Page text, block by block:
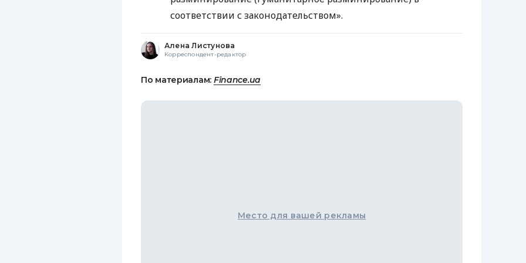
соответствии с законодательством».
Алена Листунова
Корреспондент-редактор
По материалам: Finance.ua
Место для вашей рекламы